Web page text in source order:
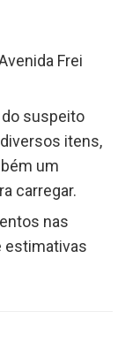
Frei
suspeito
itens,
um
carregar.
nas
estimativas